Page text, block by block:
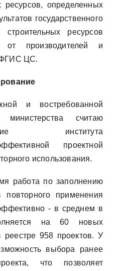
ресурсов, определенных
государственного
строительных ресурсов
от производителей и
ЦС.
и востребованной
считаю
института
проектной
использования.
работа по заполнению
повторного применения
- в среднем в
на 60 новых
реестре 958 проектов. У
выбора ранее
что позволяет